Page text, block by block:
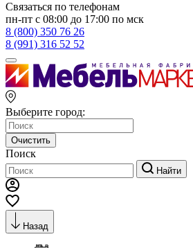
Связаться по телефонам
пн-пт с 08:00 до 17:00 по мск
8 (800) 350 76 26
8 (991) 316 52 52
Выберите город:
Очистить
Поиск
Найти
Назад